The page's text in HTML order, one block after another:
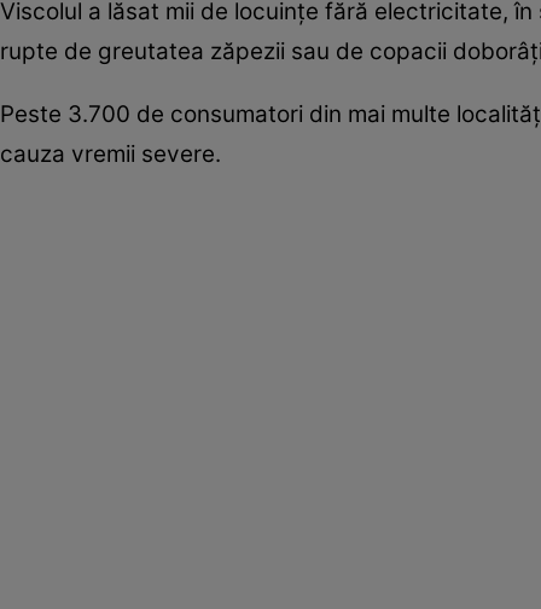
Viscolul a lăsat mii de locuințe fără electricitate,
rupte de greutatea zăpezii sau de copacii
Peste 3.700 de consumatori din mai multe
cauza vremii severe.